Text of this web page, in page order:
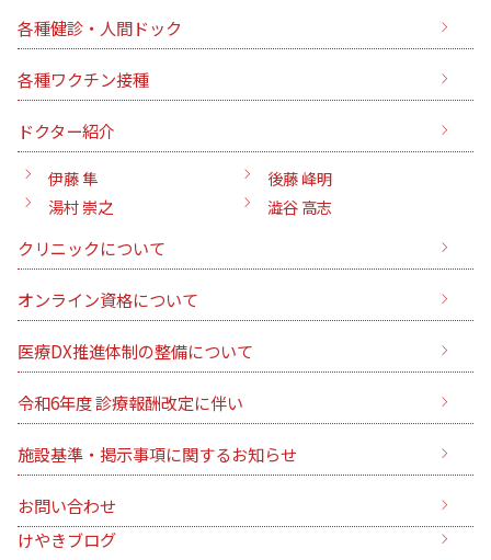
各種健診・人間ドック
各種ワクチン接種
ドクター紹介
伊藤 隼
後藤 峰明
湯村 崇之
澁谷 高志
クリニックについて
オンライン資格について
医療DX推進体制の整備について
令和6年度 診療報酬改定に伴い
施設基準・掲示事項に関するお知らせ
お問い合わせ
けやきブログ